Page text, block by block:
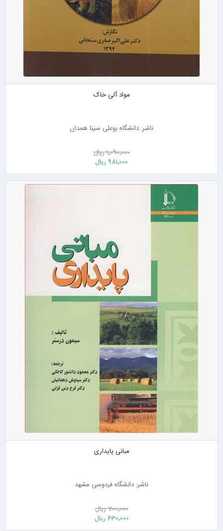
مواد آلی خاک
ناشر: دانشگاه بوعلی سینا همدان
1٬090٬000 ریال
981٬000 ریال
مبانی پایداری
ناشر: دانشگاه فردوسی مشهد
700٬000 ریال
630٬000 ریال